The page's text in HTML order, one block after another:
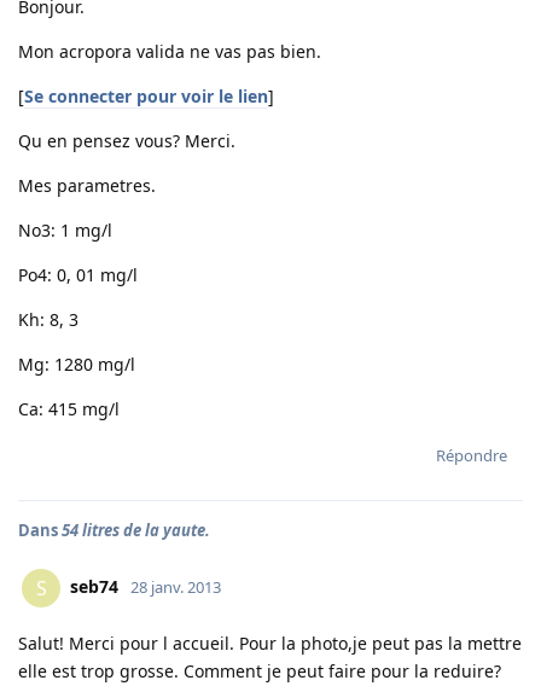
Bonjour.
Mon acropora valida ne vas pas bien.
[Se connecter pour voir le lien]
Qu en pensez vous? Merci.
Mes parametres.
No3: 1 mg/l
Po4: 0, 01 mg/l
Kh: 8, 3
Mg: 1280 mg/l
Ca: 415 mg/l
Répondre
Dans54 litres de la yaute.
S seb74 28 janv. 2013
Salut! Merci pour l accueil. Pour la photo,je peut pas la mettre
elle est trop grosse. Comment je peut faire pour la reduire?